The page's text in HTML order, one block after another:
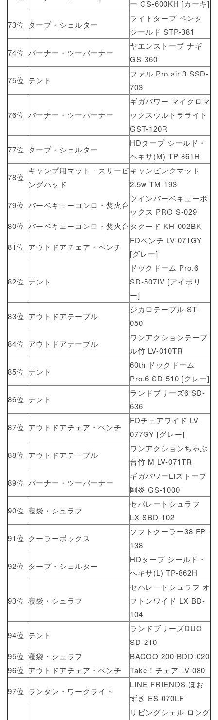
ー GS-600KH [カーキ]
73位 タープ・シェルター
ライトタープ ペンタ
シールド STP-381
74位 バーナー・ツーバーナー
ヤエンストーブ ナギ
GS-360
75位 テント
ファル Pro.air 3 SSD-
703
76位 バーナー・ツーバーナー
ギガパワー マイクロマ
ックスウルトラライト
GST-120R
77位 タープ・シェルター
HDタープ シールド・
ヘキサ(M) TP-861H
78位
キャンプ用マット・スリーピ
ングパッド
キャンピングマット
2.5w TM-193
79位 バーベキューコンロ・焚火台
ツインバーベキューボ
ックス PRO S-029
80位 バーベキューコンロ・焚火台 タクード KH-002BK
81位 アウトドアチェア・ベンチ
FDベンチ LV-071GY
[グレー]
82位 テント
ドックドーム Pro.6
SD-507IV [アイボリ
ー]
83位 アウトドアテーブル
ジカロテーブル ST-
050
84位 アウトドアテーブル
ワンアクションテーブ
ル竹 LV-010TR
85位 テント
60th ドックドーム
Pro.6 SD-510 [グレー]
86位 テント
ランドブリーズ6 SD-
636
87位 アウトドアチェア・ベンチ
FDチェアワイド LV-
077GY [グレー]
88位 アウトドアテーブル
ワンアクションちゃぶ
台竹 M LV-071TR
89位 バーナー・ツーバーナー
ギガパワーLIストーブ
剛炎 GS-1000
90位 寝袋・シュラフ
セパレートシュラフ
LX SBD-102
91位 クーラーボックス
ソフトクーラー38 FP-
138
92位 タープ・シェルター
HDタープ シールド・
ヘキサ(L) TP-862H
93位 寝袋・シュラフ
セパレートシュラフ オ
フトンワイド LX BD-
104
94位 テント
ランドブリーズDUO
SD-210
95位 寝袋・シュラフ
BACOO 200 BDD-020
96位 アウトドアチェア・ベンチ Take！チェア LV-080
97位 ランタン・ワークライト
LINE FRIENDS ほお
ずき ES-070LF
リビングシェル ロング